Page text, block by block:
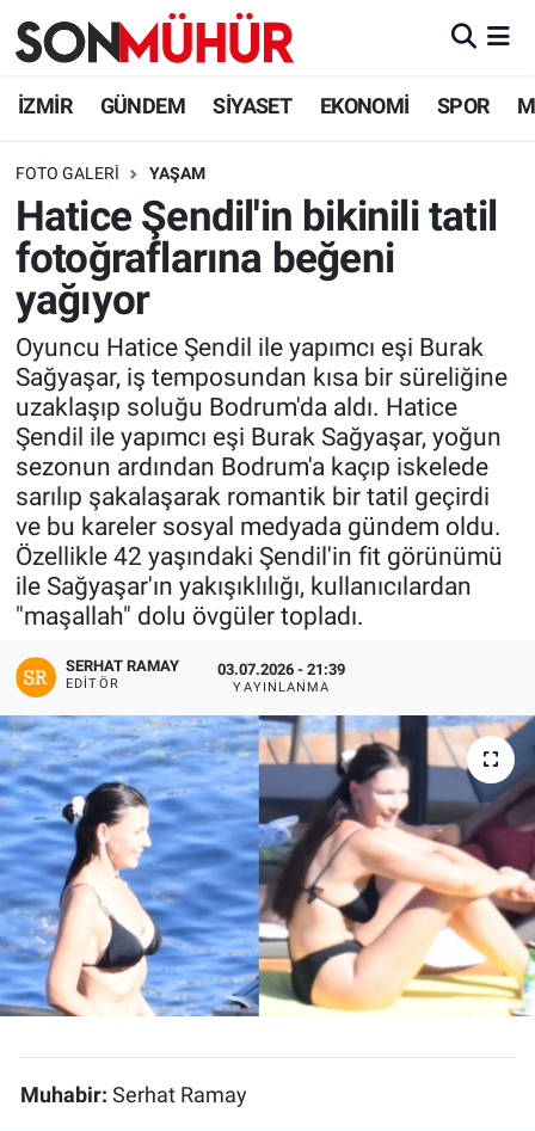
İZMİR GÜNDEM SİYASET EKONOMİ SPOR
FOTO GALERI YAŞAM
Hatice Şendil'in bikinili tatil
fotoğraflarına beğeni
yağıyor
Oyuncu Hatice Şendil ile yapımcı eşi Burak
Sağyaşar, iş temposundan kısa bir süreliğine
uzaklaşıp soluğu Bodrum'da aldı. Hatice
Şendil ile yapımcı eşi Burak Sağyaşar, yoğun
sezonun ardından Bodrum'a kaçıp iskelede
sarılıp şakalaşarak romantik bir tatil geçirdi
ve bu kareler sosyal medyada gündem oldu.
Özellikle 42 yaşındaki Şendil'in fit görünümü
ile Sağyaşar'ın yakışıklılığı, kullanıcılardan
"maşallah" dolu övgüler topladı.
SERHAT RAMAY
EDITÖR
03.07.2026 - 21:39
YAYINLANMA
Muhabir: Serhat Ramay
İzmir Nöbetçi Eczaneler
İzmir Namaz Vakitleri
İzmir Trafik Yoğunluk Haritası
Süper Lig Puan Durumu ve Fikstür
Tüm Manşetler
Son Dakika Haberleri
Haber Arşivi